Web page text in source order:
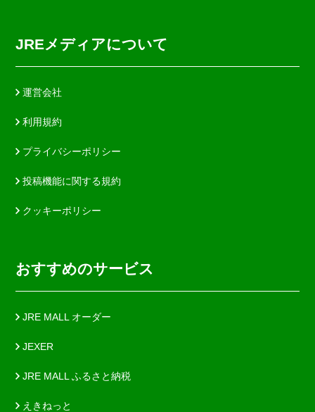
JREメディアについて
運営会社
利用規約
プライバシーポリシー
投稿機能に関する規約
クッキーポリシー
おすすめのサービス
JRE MALL オーダー
JEXER
JRE MALL ふるさと納税
えきねっと